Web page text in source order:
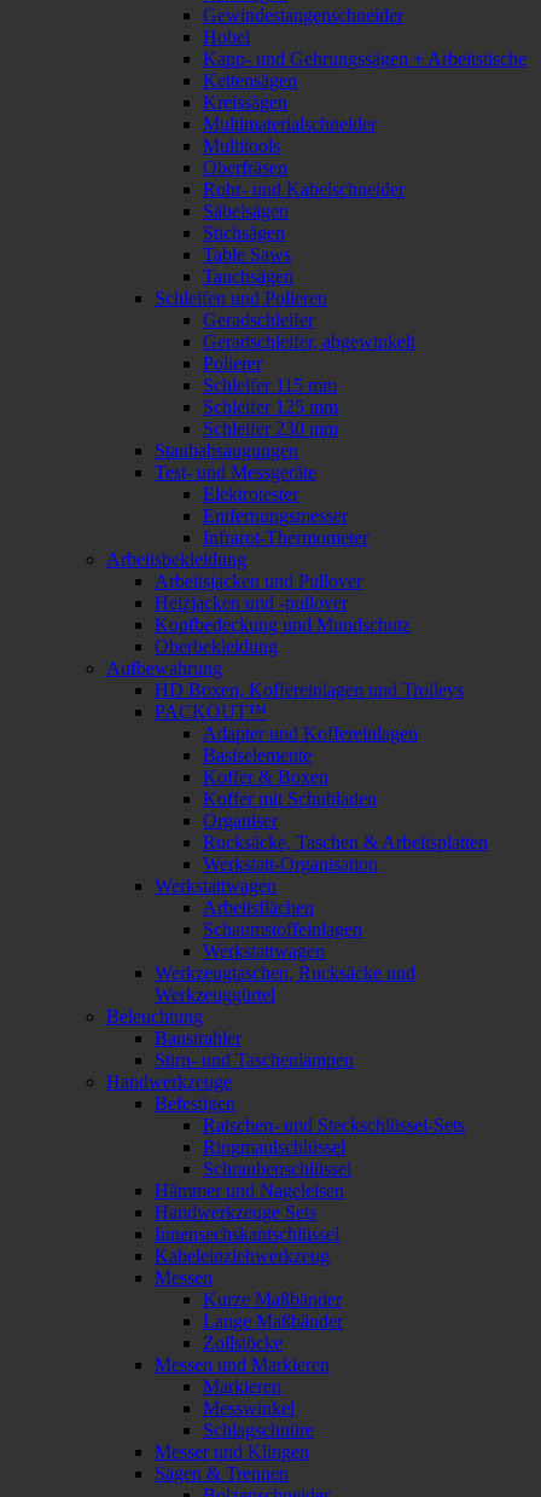
Gewindestangenschneider
Hobel
Kapp- und Gehrungssägen + Arbeitstische
Kettensägen
Kreissägen
Multimaterialschneider
Multitools
Oberfräsen
Rohr- und Kabelschneider
Säbelsägen
Stichsägen
Table Saws
Tauchsägen
Schleifen und Polieren
Geradschleifer
Geradschleifer, abgewinkelt
Polierer
Schleifer 115 mm
Schleifer 125 mm
Schleifer 230 mm
Staubabsaugungen
Test- und Messgeräte
Elektrotester
Entfernungsmesser
Infrarot-Thermometer
Arbeitsbekleidung
Arbeitsjacken und Pullover
Heizjacken und -pullover
Kopfbedeckung und Mundschutz
Oberbekleidung
Aufbewahrung
HD Boxen, Koffereinlagen und Trolleys
PACKOUT™
Adapter und Koffereinlagen
Basiselemente
Koffer & Boxen
Koffer mit Schubladen
Organiser
Rucksäcke, Taschen & Arbeitsplatten
Werkstatt-Organisation
Werkstattwagen
Arbeitsflächen
Schaumstoffeinlagen
Werkstattwagen
Werkzeugtaschen, Rucksäcke und
Werkzeuggürtel
Beleuchtung
Baustrahler
Stirn- und Taschenlampen
Handwerkzeuge
Befestigen
Ratschen- und Steckschlüssel-Sets
Ringmaulschlüssel
Schraubenschlüssel
Hämmer und Nageleisen
Handwerkzeuge Sets
Innensechskantschlüssel
Kabeleinziehwerkzeug
Messen
Kurze Maßbänder
Lange Maßbänder
Zollstöcke
Messen und Markieren
Markieren
Messwinkel
Schlagschnüre
Messer und Klingen
Sägen & Trennen